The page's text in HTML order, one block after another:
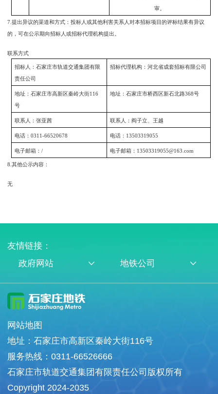
审。
7. 提出异议的渠道和方式：投标人或其他利害关系人对本招标项目的评标结果有异议
的，可在公示期向招标人或招标代理机构提出。
联系方式
招标人：石家庄市轨道交通集团有限
责任公司
招标代理机构：河北省成套招标有限公司
地址：石家庄市高新区秦岭大街116
号
地址：石家庄市桥西区新石北路368号
联系人：张亚茜 联系人：阎子立、王越
电话：0311-66520678 电话： 13503319055
电子邮箱：/ 电子邮箱： 13503319055@163.com
8. 其他公示内容：
无
友情链接：
政府网站
地铁公司
网站地图
地址：石家庄市高新区秦岭大街116号
服务热线：0311-66526666
石家庄市轨道交通集团有限责任公司版权所有
Copyright 2024-2035